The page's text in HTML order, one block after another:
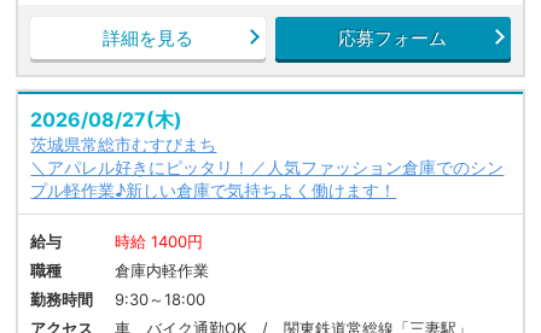
詳細を見る 応募フォーム
2026/08/27(木)
茨城県常総市むすびまち
＼アパレル好きにピッタリ！／人気ファッション倉庫でのシン
プル軽作業♪新しい倉庫で気持ちよく働けます！
給与
時給 1400円
職種
倉庫内軽作業
勤務時間
9:30～18:00
アクセス
車、バイク通勤OK / 関東鉄道常総線「三妻駅」